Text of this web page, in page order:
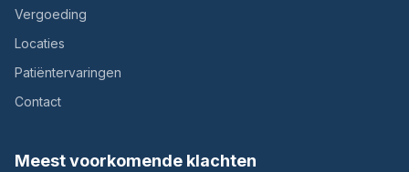
Vergoeding
Locaties
Patiëntervaringen
Contact
Meest voorkomende klachten